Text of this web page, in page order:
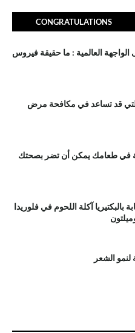
CONGRATULATIONS
العالمية : ما حقيقة فيروس
التي قد تساعد في مكافحة مرض
بالبكتيريا آكلة اللحوم في فلوريدا